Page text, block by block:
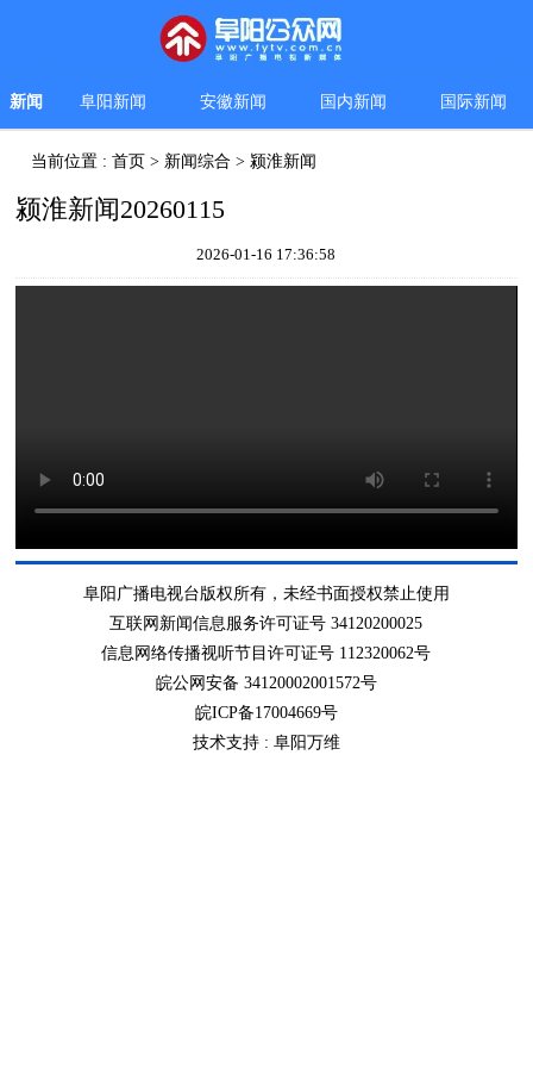
新闻 阜阳新闻 安徽新闻 国内新闻 国际新闻
当前位置 :首页 > 新闻综合 >颍淮新闻
颍淮新闻20260115
2026-01-16 17:36:58
阜阳广播电视台版权所有，未经书面授权禁止使用
互联网新闻信息服务许可证号 34120200025
信息网络传播视听节目许可证号 112320062号
皖公网安备 34120002001572号
皖ICP备17004669号
技术支持 : 阜阳万维